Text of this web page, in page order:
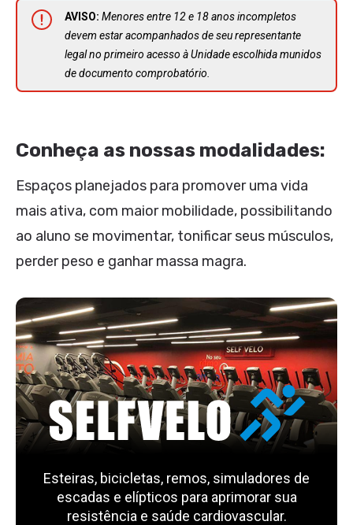
AVISO: Menores entre 12 e 18 anos incompletos
devem estar acompanhados de seu representante
legal no primeiro acesso à Unidade escolhida munidos
de documento comprobatório.
Conheça as nossas modalidades:
Espaços planejados para promover uma vida
mais ativa, com maior mobilidade, possibilitando
ao aluno se movimentar, tonificar seus músculos,
perder peso e ganhar massa magra.
Esteiras, bicicletas, remos, simuladores de
escadas e elípticos para aprimorar sua
resistência e saúde cardiovascular.